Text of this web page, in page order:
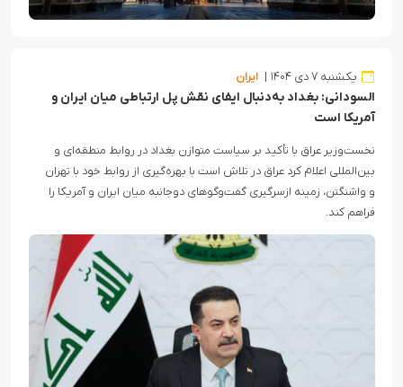
یکشنبه ۷ دی ۱۴۰۴ ایران
السودانی: بغداد به‌دنبال ایفای نقش پل ارتباطی میان ایران و
آمریکا است
نخست‌وزیر عراق با تأکید بر سیاست متوازن بغداد در روابط منطقه‌ای و
بین‌المللی اعلام کرد عراق در تلاش است با بهره‌گیری از روابط خود با تهران
و واشنگتن، زمینه ازسرگیری گفت‌وگوهای دوجانبه میان ایران و آمریکا را
فراهم کند.